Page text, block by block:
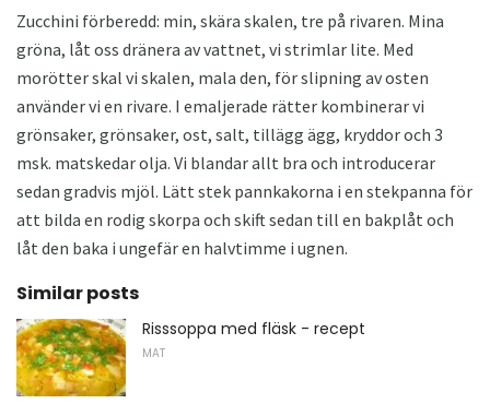
Zucchini förberedd: min, skära skalen, tre på rivaren. Mina
gröna, låt oss dränera av vattnet, vi strimlar lite. Med
morötter skal vi skalen, mala den, för slipning av osten
använder vi en rivare. I emaljerade rätter kombinerar vi
grönsaker, grönsaker, ost, salt, tillägg ägg, kryddor och 3
msk. matskedar olja. Vi blandar allt bra och introducerar
sedan gradvis mjöl. Lätt stek pannkakorna i en stekpanna för
att bilda en rodig skorpa och skift sedan till en bakplåt och
låt den baka i ungefär en halvtimme i ugnen.
Similar posts
Risssoppa med fläsk - recept
MAT